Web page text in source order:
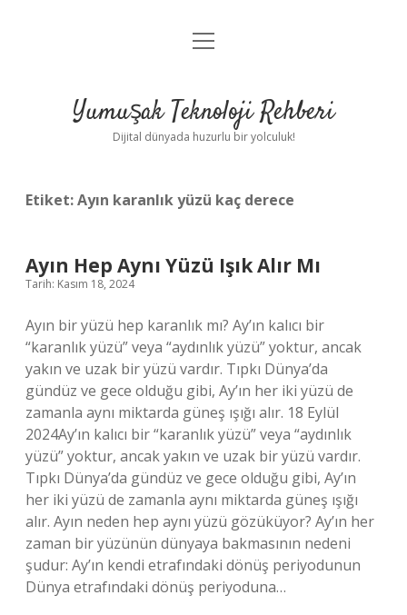
Anasayfa
Yasal Uyarı
menüyü
Yumuşak Teknoloji Rehberi
Dijital dünyada huzurlu bir yolculuk!
Etiket:Ayın karanlık yüzü kaç derece
Ayın Hep Aynı Yüzü Işık Alır Mı
Tarih: Kasım 18, 2024
Ayın bir yüzü hep karanlık mı? Ay’ın kalıcı bir
“karanlık yüzü” veya “aydınlık yüzü” yoktur, ancak
yakın ve uzak bir yüzü vardır. Tıpkı Dünya’da
gündüz ve gece olduğu gibi, Ay’ın her iki yüzü de
zamanla aynı miktarda güneş ışığı alır. 18 Eylül
2024Ay’ın kalıcı bir “karanlık yüzü” veya “aydınlık
yüzü” yoktur, ancak yakın ve uzak bir yüzü vardır.
Tıpkı Dünya’da gündüz ve gece olduğu gibi, Ay’ın
her iki yüzü de zamanla aynı miktarda güneş ışığı
alır. Ayın neden hep aynı yüzü gözüküyor? Ay’ın her
zaman bir yüzünün dünyaya bakmasının nedeni
şudur: Ay’ın kendi etrafındaki dönüş periyodunun
Dünya etrafındaki dönüş periyoduna…